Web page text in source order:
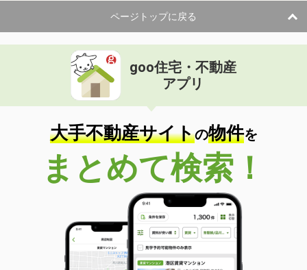
ページトップに戻る
goo住宅・不動産
アプリ
大手不動産サイトの物件を
まとめて検索！